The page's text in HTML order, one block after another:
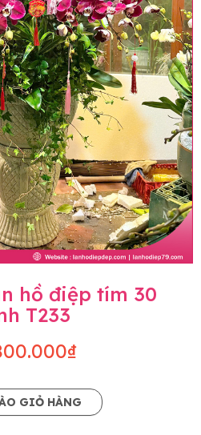
hồ điệp tím 30
T233
GIỎ HÀNG